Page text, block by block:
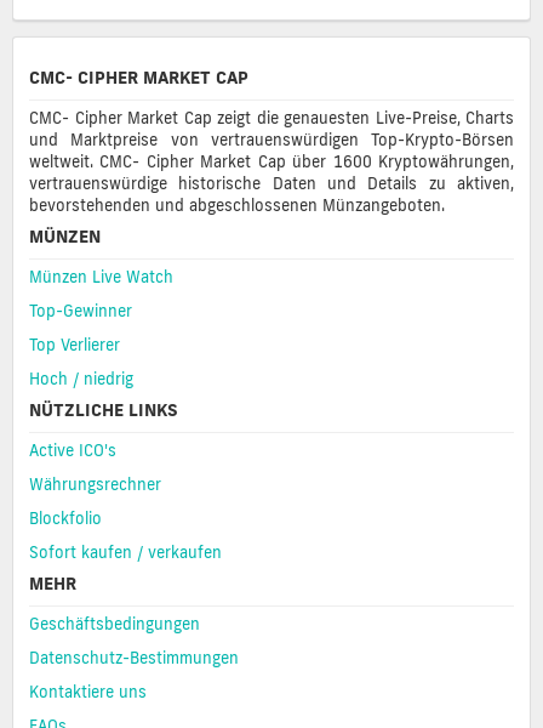
CMC- CIPHER MARKET CAP
CMC- Cipher Market Cap zeigt die genauesten Live-Preise, Charts
und Marktpreise von vertrauenswürdigen Top-Krypto-Börsen
weltweit. CMC- Cipher Market Cap über 1600 Kryptowährungen,
vertrauenswürdige historische Daten und Details zu aktiven,
bevorstehenden und abgeschlossenen Münzangeboten.
MÜNZEN
Münzen Live Watch
Top-Gewinner
Top Verlierer
Hoch / niedrig
NÜTZLICHE LINKS
Active ICO's
Währungsrechner
Blockfolio
Sofort kaufen / verkaufen
MEHR
Geschäftsbedingungen
Datenschutz-Bestimmungen
Kontaktiere uns